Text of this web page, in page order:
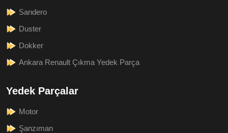
Sandero
Duster
Dokker
Ankara Renault Çıkma Yedek Parça
Yedek Parçalar
Motor
Şanzıman